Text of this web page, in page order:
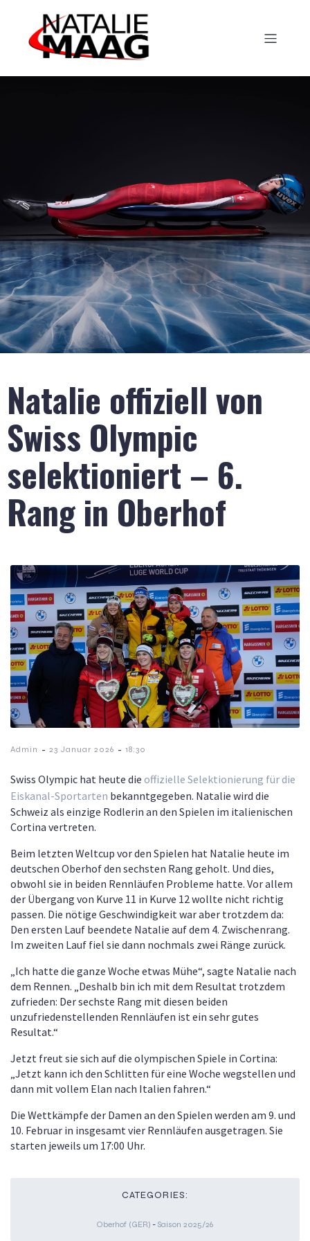
Natalie offiziell von
Swiss Olympic
selektioniert – 6.
Rang in Oberhof
Admin - 23 Januar 2026 - 18:30
Swiss Olympic hat heute die offizielle Selektionierung für die
Eiskanal-Sportarten bekanntgegeben. Natalie wird die
Schweiz als einzige Rodlerin an den Spielen im italienischen
Cortina vertreten.
Beim letzten Weltcup vor den Spielen hat Natalie heute im
deutschen Oberhof den sechsten Rang geholt. Und dies,
obwohl sie in beiden Rennläufen Probleme hatte. Vor allem
der Übergang von Kurve 11 in Kurve 12 wollte nicht richtig
passen. Die nötige Geschwindigkeit war aber trotzdem da:
Den ersten Lauf beendete Natalie auf dem 4. Zwischenrang.
Im zweiten Lauf fiel sie dann nochmals zwei Ränge zurück.
„Ich hatte die ganze Woche etwas Mühe“, sagte Natalie nach
dem Rennen. „Deshalb bin ich mit dem Resultat trotzdem
zufrieden: Der sechste Rang mit diesen beiden
unzufriedenstellenden Rennläufen ist ein sehr gutes
Resultat.“
Jetzt freut sie sich auf die olympischen Spiele in Cortina:
„Jetzt kann ich den Schlitten für eine Woche wegstellen und
dann mit vollem Elan nach Italien fahren.“
Die Wettkämpfe der Damen an den Spielen werden am 9. und
10. Februar in insgesamt vier Rennläufen ausgetragen. Sie
starten jeweils um 17:00 Uhr.
CATEGORIES:
Oberhof (GER) - Saison 2025/26